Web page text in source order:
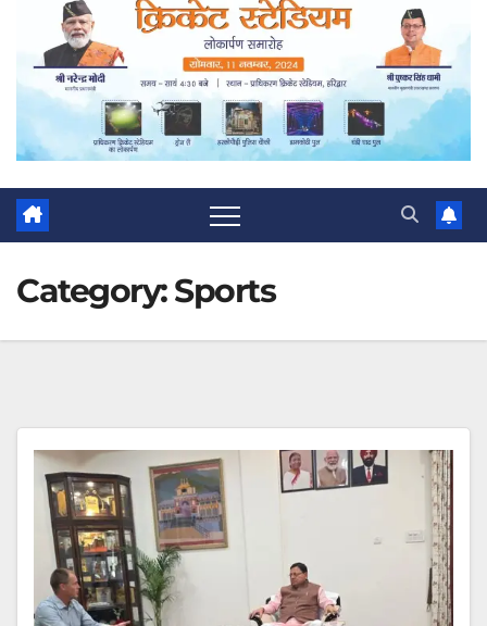
Category:Sports